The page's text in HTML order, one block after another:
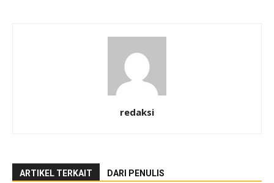
redaksi
ARTIKEL TERKAIT DARI PENULIS